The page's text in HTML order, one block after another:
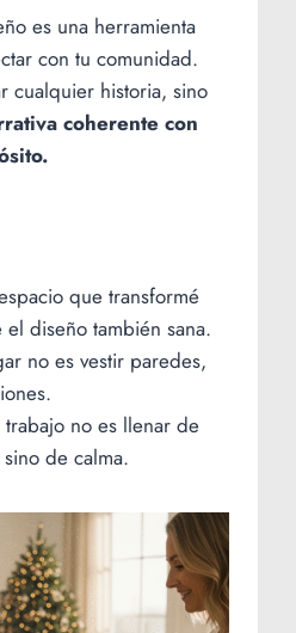
es una herramienta
con tu comunidad.
cualquier historia, sino
coherente con
que transformé
diseño también sana.
no es vestir paredes,
no es llenar de
de calma.